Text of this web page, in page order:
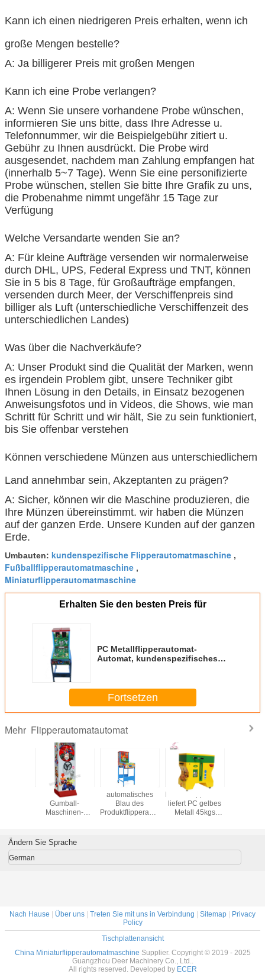
Kann ich einen niedrigeren Preis erhalten, wenn ich
große Mengen bestelle?
A: Ja billigerer Preis mit großen Mengen
Kann ich eine Probe verlangen?
A: Wenn Sie unsere vorhandene Probe wünschen,
informieren Sie uns bitte, dass Ihre Adresse u.
Telefonnummer, wir die Beispielgebühr zitiert u.
Gebühr zu Ihnen ausdrückt. Die Probe wird
ausgesendet, nachdem man Zahlung empfangen hat
(innerhalb 5~7 Tage). Wenn Sie eine personifizierte
Probe wünschen, stellen Sie bitte Ihre Grafik zu uns,
die Probenahme nimmt ungefähr 15 Tage zur
Verfügung
Welche Versandarte wenden Sie an?
A: Für kleine Aufträge versenden wir normalerweise
durch DHL, UPS, Federal Express und TNT, können
Sie in 5 bis 8 Tage, für Großaufträge empfangen,
versenden durch Meer, der Verschiffenpreis sind
billiger als Luft (unterschiedliche Verschiffenzeit des
unterschiedlichen Landes)
Was über die Nachverkäufe?
A: Unser Produkt sind die Qualität der Marken, wenn
es irgendein Problem gibt, unsere Techniker gibt
Ihnen Lösung in den Details, in Einsatz bezogenen
Anweisungsfotos und in Videos, die Shows, wie man
Schritt für Schritt und wir hält, Sie zu sein funktioniert,
bis Sie offenbar verstehen
Können verschiedene Münzen aus unterschiedlichem
Land annehmbar sein, Akzeptanten zu prägen?
A: Sicher, können wir die Maschine produzieren, die
Ihre Münzen übereinstimmt. wir haben die Münzen
auf der ganzen Erde. Unsere Kunden auf der ganzen
Erde.
Umbauten: kundenspezifische Flipperautomatmaschine ,
Fußballflipperautomatmaschine ,
Miniaturflipperautomatmaschine
Erhalten Sie den besten Preis für
PC Metallflipperautomat-
Automat, kundenspezifisches
Fortsetzen
Mehr Flipperautomatautomat
Mall-Antike
Gumball-
Maschinen-
135cm
automatisches
Blau des
Produktflipperautomat-
liefert PC gelbes
Metall 45kgs
Ändern Sie Sprache
German
Nach Hause Über uns Treten Sie mit uns in Verbindung Sitemap
Privacy
Policy
Tischplattenansicht
China Miniaturflipperautomatmaschine Supplier. Copyright © 2019 - 2025
Guangzhou Deer Machinery Co., Ltd..
All rights reserved. Developed by ECER